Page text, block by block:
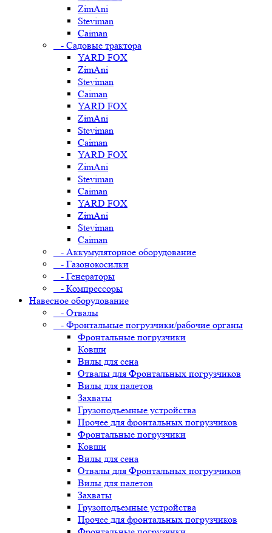
ZimAni
Steviman
Caiman
- Садовые трактора
YARD FOX
ZimAni
Steviman
Caiman
YARD FOX
ZimAni
Steviman
Caiman
YARD FOX
ZimAni
Steviman
Caiman
YARD FOX
ZimAni
Steviman
Caiman
- Аккумуляторное оборудование
- Газонокосилки
- Генераторы
- Компрессоры
Навесное оборудование
- Отвалы
- Фронтальные погрузчики/рабочие органы
Фронтальные погрузчики
Ковши
Вилы для сена
Отвалы для Фронтальных погрузчиков
Вилы для палетов
Захваты
Грузоподъемные устройства
Прочее для фронтальных погрузчиков
Фронтальные погрузчики
Ковши
Вилы для сена
Отвалы для Фронтальных погрузчиков
Вилы для палетов
Захваты
Грузоподъемные устройства
Прочее для фронтальных погрузчиков